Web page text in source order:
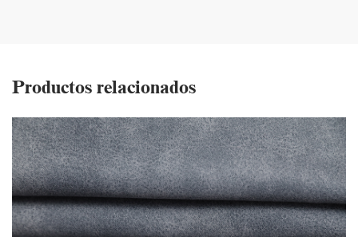
Productos relacionados